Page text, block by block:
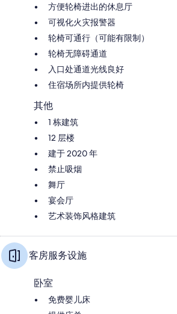
方便轮椅进出的休息厅
可视化火灾报警器
轮椅可通行（可能有限制）
轮椅无障碍通道
入口处通道光线良好
住宿场所内提供轮椅
其他
1 栋建筑
12 层楼
建于 2020 年
禁止吸烟
舞厅
宴会厅
艺术装饰风格建筑
客房服务设施
卧室
免费婴儿床